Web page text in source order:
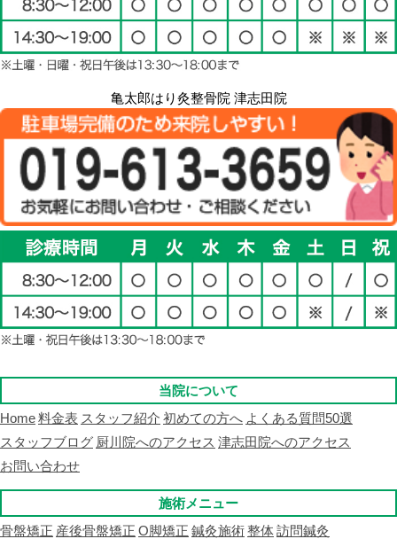
亀太郎はり灸整骨院 津志田院
当院について
Home料金表 スタッフ紹介 初めての方へ よくある質問50選
スタッフブログ 厨川院へのアクセス 津志田院へのアクセス
お問い合わせ
施術メニュー
骨盤矯正 産後骨盤矯正 O脚矯正 鍼灸施術整体訪問鍼灸